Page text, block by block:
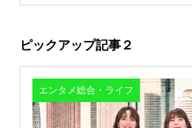
ピックアップ記事２
エンタメ総合・ライフ